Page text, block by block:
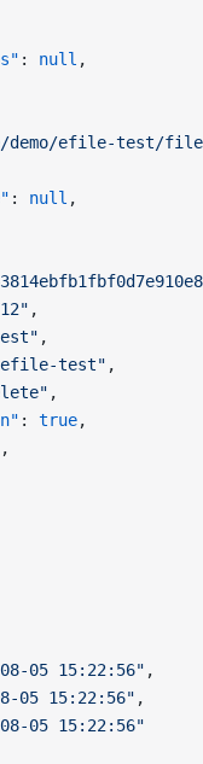
: null ,
demo/efile-test/
: null ,
,
,
test" ,
,
: true,
,
05 15:22:56" ,
05 15:22:56" ,
05 15:22:56"